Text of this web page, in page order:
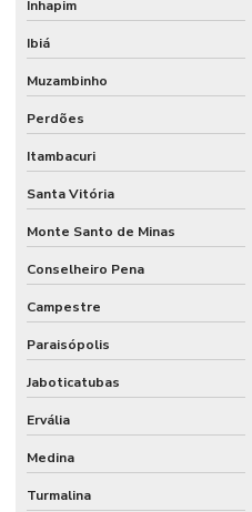
Inhapim
Ibiá
Muzambinho
Perdões
Itambacuri
Santa Vitória
Monte Santo de Minas
Conselheiro Pena
Campestre
Paraisópolis
Jaboticatubas
Ervália
Medina
Turmalina